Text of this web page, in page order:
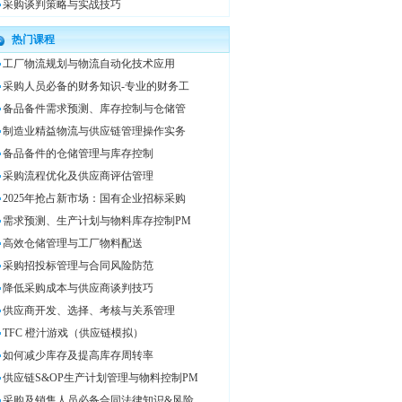
采购谈判策略与实战技巧
热门课程
工厂物流规划与物流自动化技术应用
采购人员必备的财务知识-专业的财务工
备品备件需求预测、库存控制与仓储管
制造业精益物流与供应链管理操作实务
备品备件的仓储管理与库存控制
采购流程优化及供应商评估管理
2025年抢占新市场：国有企业招标采购
需求预测、生产计划与物料库存控制PM
高效仓储管理与工厂物料配送
采购招投标管理与合同风险防范
降低采购成本与供应商谈判技巧
供应商开发、选择、考核与关系管理
TFC 橙汁游戏（供应链模拟）
如何减少库存及提高库存周转率
供应链S&OP生产计划管理与物料控制PM